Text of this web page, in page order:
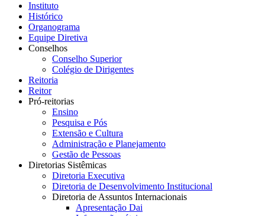
Instituto
Histórico
Organograma
Equipe Diretiva
Conselhos
Conselho Superior
Colégio de Dirigentes
Reitoria
Reitor
Pró-reitorias
Ensino
Pesquisa e Pós
Extensão e Cultura
Administração e Planejamento
Gestão de Pessoas
Diretorias Sistêmicas
Diretoria Executiva
Diretoria de Desenvolvimento Institucional
Diretoria de Assuntos Internacionais
Apresentação Dai